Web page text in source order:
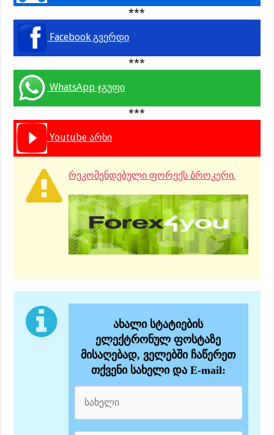
***
Facebook გვერდი
***
WhatsApp ჯგუფი
***
Youtube არხი
რეკომენდებული ფორექს ბროკერი.
ახალი სტატიების
ელექტრონულ ფოსტაზე
მისაღებად, ველებში ჩაწერეთ
თქვენი სახელი და E-mail: